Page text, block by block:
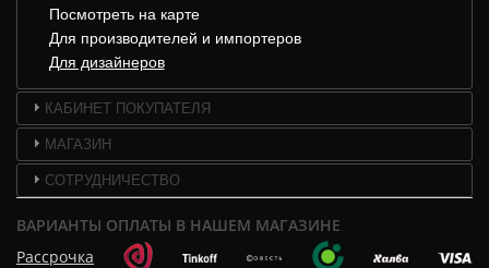
Посмотреть на карте
Для производителей и импортеров
Для дизайнеров
КАБИНЕТ ПОКУПАТЕЛЯ
МАГАЗИН
СОТРУДНИЧЕСТВО
ВАРИАНТЫ ОПЛАТЫ В НАШЕМ МАГАЗИНЕ
Рассрочка